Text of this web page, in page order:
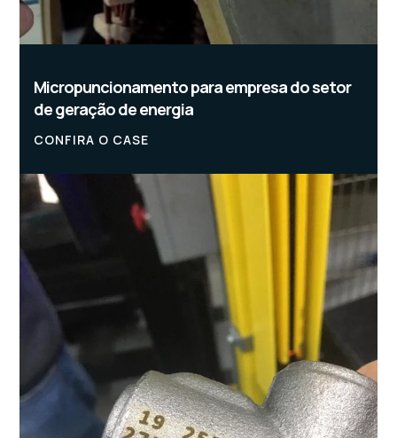
Micropuncionamento para empresa do setor
de geração de energia
CONFIRA O CASE